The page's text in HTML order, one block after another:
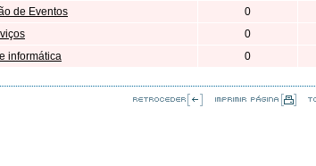
de Eventos
0
0
informática
0